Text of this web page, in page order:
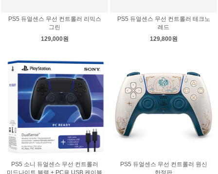
PS5 듀얼센스 무선 컨트롤러 리믹스
그린
129,000원
PS5 듀얼센스 무선 컨트롤러 테크노
레드
129,800원
PS5 소니 듀얼센스 무선 컨트롤러
미드나이트 블랙 + PC용 USB 케이블
PS5 듀얼센스 무선 컨트롤러 원신
한정판